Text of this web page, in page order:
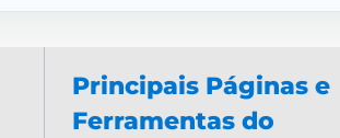
Principais Páginas e
Ferramentas do